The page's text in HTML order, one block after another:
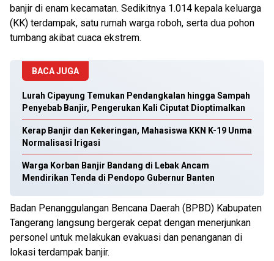
banjir di enam kecamatan. Sedikitnya 1.014 kepala keluarga
(KK) terdampak, satu rumah warga roboh, serta dua pohon
tumbang akibat cuaca ekstrem.
BACA JUGA
Lurah Cipayung Temukan Pendangkalan hingga Sampah
Penyebab Banjir, Pengerukan Kali Ciputat Dioptimalkan
Kerap Banjir dan Kekeringan, Mahasiswa KKN K-19 Unma
Normalisasi Irigasi
Warga Korban Banjir Bandang di Lebak Ancam
Mendirikan Tenda di Pendopo Gubernur Banten
Badan Penanggulangan Bencana Daerah (BPBD) Kabupaten
Tangerang langsung bergerak cepat dengan menerjunkan
personel untuk melakukan evakuasi dan penanganan di
lokasi terdampak banjir.